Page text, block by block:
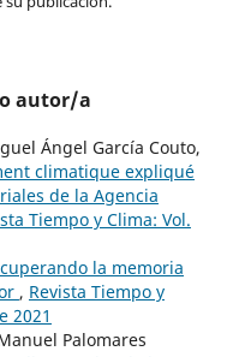
autor/a
Ángel García Couto,
climatique expliqué
de la Agencia
Tiempo y Clima: Vol.
la memoria
, Revista Tiempo y
2021
Palomares